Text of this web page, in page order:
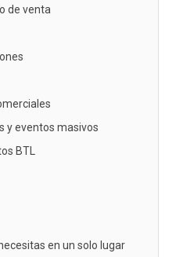
de venta
y eventos masivos
BTL
en un solo lugar